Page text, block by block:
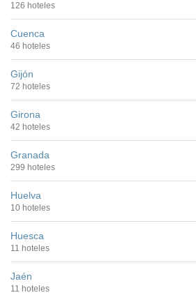
126 hoteles
Cuenca
46 hoteles
Gijón
72 hoteles
Girona
42 hoteles
Granada
299 hoteles
Huelva
10 hoteles
Huesca
11 hoteles
Jaén
11 hoteles